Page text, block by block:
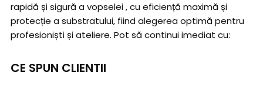
rapidă și sigură a vopselei , cu eficiență maximă și
protecție a substratului, fiind alegerea optimă pentru
profesioniști și ateliere. Pot să continui imediat cu:
CE SPUN CLIENTII